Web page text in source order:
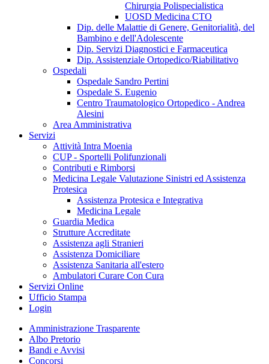
Chirurgia Polispecialistica
UOSD Medicina CTO
Dip. delle Malattie di Genere, Genitorialità, del
Bambino e dell'Adolescente
Dip. Servizi Diagnostici e Farmaceutica
Dip. Assistenziale Ortopedico/Riabilitativo
Ospedali
Ospedale Sandro Pertini
Ospedale S. Eugenio
Centro Traumatologico Ortopedico - Andrea
Alesini
Area Amministrativa
Servizi
Attività Intra Moenia
CUP - Sportelli Polifunzionali
Contributi e Rimborsi
Medicina Legale Valutazione Sinistri ed Assistenza
Protesica
Assistenza Protesica e Integrativa
Medicina Legale
Guardia Medica
Strutture Accreditate
Assistenza agli Stranieri
Assistenza Domiciliare
Assistenza Sanitaria all'estero
Ambulatori Curare Con Cura
Servizi Online
Ufficio Stampa
Login
Amministrazione Trasparente
Albo Pretorio
Bandi e Avvisi
Concorsi